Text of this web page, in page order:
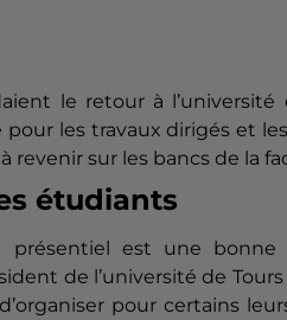
le retour à l’université
les travaux dirigés et
revenir sur les bancs de la
étudiants
est une
de l’université de
pour certains